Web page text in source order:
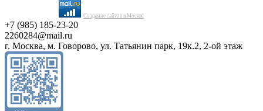
Создание сайтов в Москве
+7 (985) 185-23-20
2260284@mail.ru
г. Москва, м. Говорово, ул. Татьянин парк, 19к.2, 2-ой этаж